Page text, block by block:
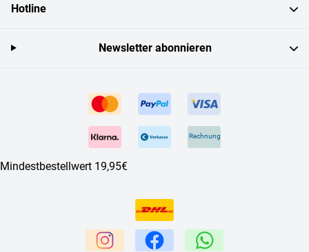
Hotline
Rechnung
Mindestbestellwert 19,95€
Newsletter abonnieren